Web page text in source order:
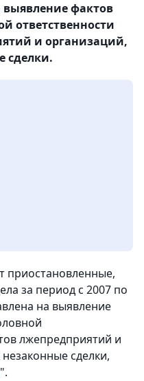
выявление фактов
ответственности
и организаций,
сделки.
приостановленные,
за период с 2007 по
на выявление
лжепредприятий и
сделки,
".